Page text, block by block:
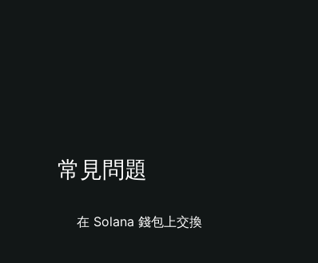
常見問題
在 Solana 錢包上交換